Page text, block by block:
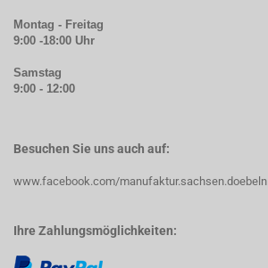
Montag - Freitag
9:00 -18:00 Uhr
Samstag
9:00 - 12:00
Besuchen Sie uns auch auf:
www.facebook.com/manufaktur.sachsen.doebeln
Ihre Zahlungsmöglichkeiten: